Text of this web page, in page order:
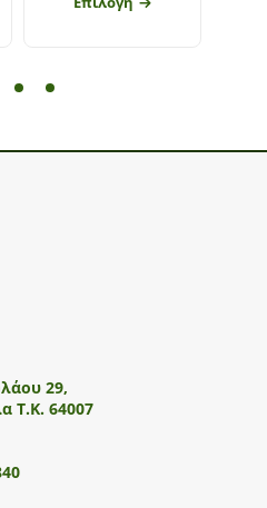
29,
Τ.Κ. 64007